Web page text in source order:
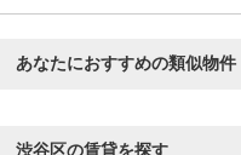
あなたにおすすめの類似物件
渋谷区の賃貸を探す